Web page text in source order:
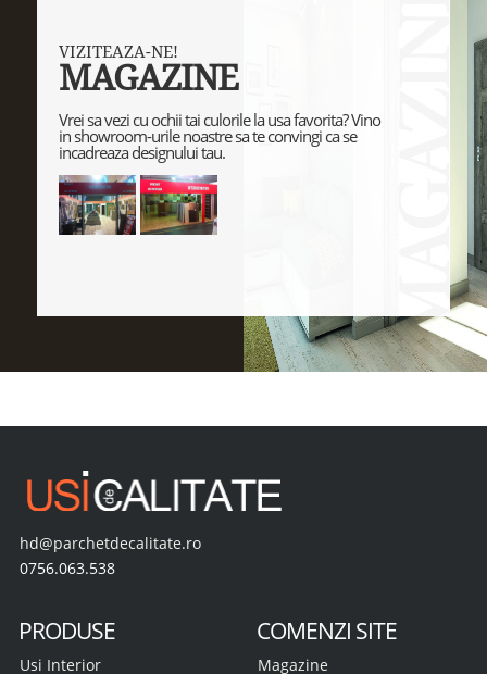
VIZITEAZA-NE!
MAGAZINE
Vrei sa vezi cu ochii tai culorile la usa favorita? Vino
in showroom-urile noastre sa te convingi ca se
incadreaza designului tau.
hd@parchetdecalitate.ro
0756.063.538
PRODUSE
Usi Interior
COMENZI SITE
Magazine